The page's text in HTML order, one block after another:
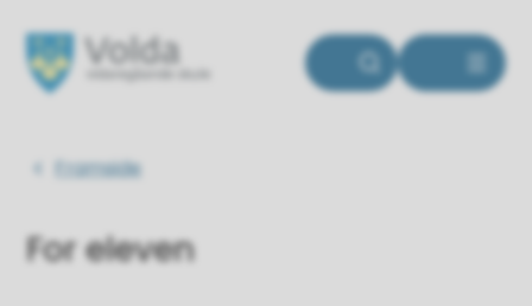
Volda vidaregåande skule
Du er her:
Framside
For eleven